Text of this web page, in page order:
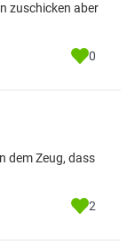
zuschicken aber
0
dem Zeug, dass
2